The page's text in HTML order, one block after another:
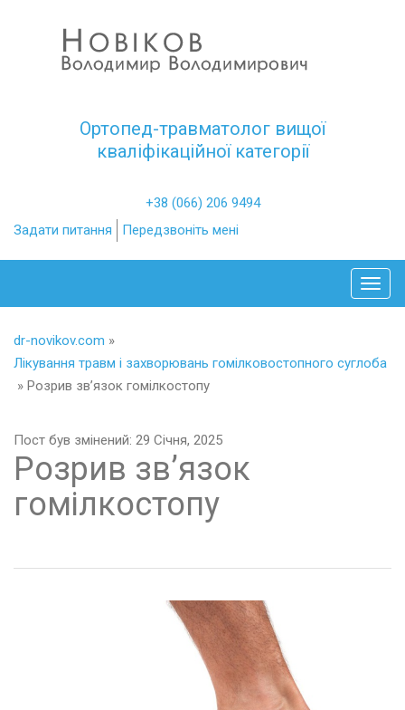
Ортопед-травматолог вищої
кваліфікаційної категорії
+38 (066) 206 9494
Задати питання
Передзвоніть мені
dr-novikov.com »
Лікування травм і захворювань гомілковостопного суглоба
» Розрив зв’язок гомілкостопу
Пост був змінений: 29 Січня, 2025
Розрив зв’язок
гомілкостопу